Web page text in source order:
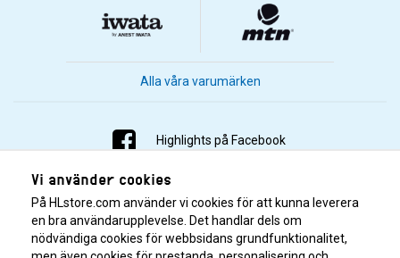
Alla våra varumärken
Highlights på Facebook
Highlights på Instagram
Highlights på Youtube
Vi använder cookies
På HLstore.com använder vi cookies för att kunna leverera
en bra användarupplevelse. Det handlar dels om
nödvändiga cookies för webbsidans grundfunktionalitet,